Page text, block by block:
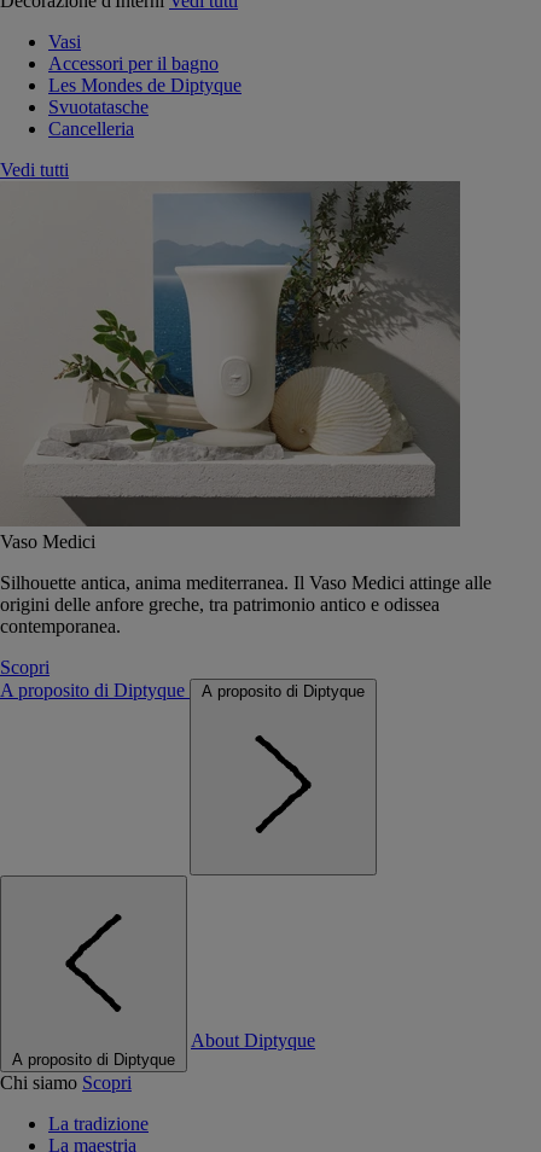
Vasi
Accessori per il bagno
Les Mondes de Diptyque
Svuotatasche
Cancelleria
Vedi tutti
Vaso Medici
Silhouette antica, anima mediterranea. Il Vaso Medici attinge alle
origini delle anfore greche, tra patrimonio antico e odissea
contemporanea.
Scopri
A proposito di Diptyque
A proposito di Diptyque
A proposito di Diptyque
About Diptyque
Chi siamo Scopri
La tradizione
La maestria